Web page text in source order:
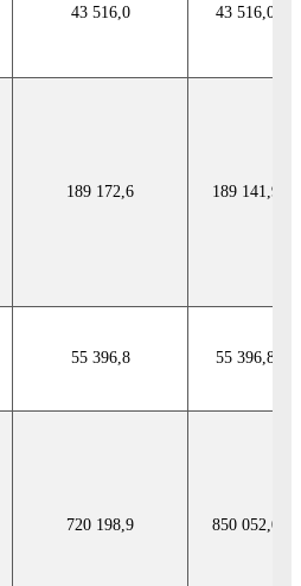
43 516,0 43 516,0
189 172,6 189 141,9
55 396,8 55 396,8
720 198,9 850 052,0